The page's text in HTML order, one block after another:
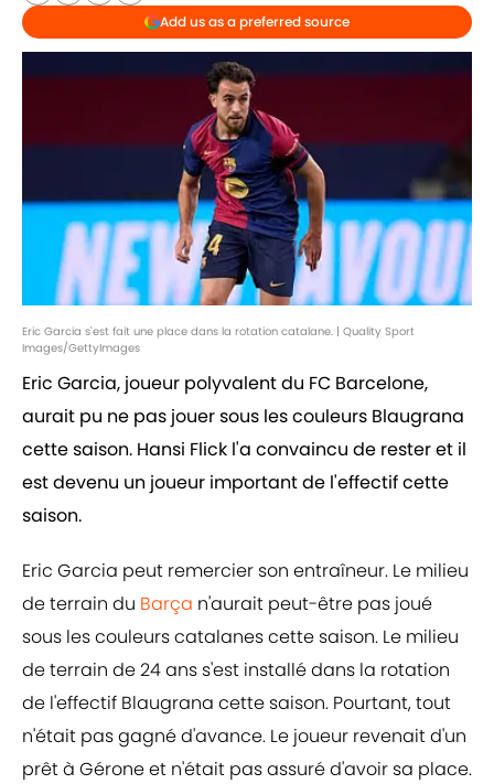
Add us as a preferred source
Eric Garcia s'est fait une place dans la rotation catalane. | Quality Sport
Images/GettyImages
Eric Garcia, joueur polyvalent du FC Barcelone,
aurait pu ne pas jouer sous les couleurs Blaugrana
cette saison. Hansi Flick l'a convaincu de rester et il
est devenu un joueur important de l'effectif cette
saison.
Eric Garcia peut remercier son entraîneur. Le milieu
de terrain du Barça n'aurait peut-être pas joué
sous les couleurs catalanes cette saison. Le milieu
de terrain de 24 ans s'est installé dans la rotation
de l'effectif Blaugrana cette saison. Pourtant, tout
n'était pas gagné d'avance. Le joueur revenait d'un
prêt à Gérone et n'était pas assuré d'avoir sa place.